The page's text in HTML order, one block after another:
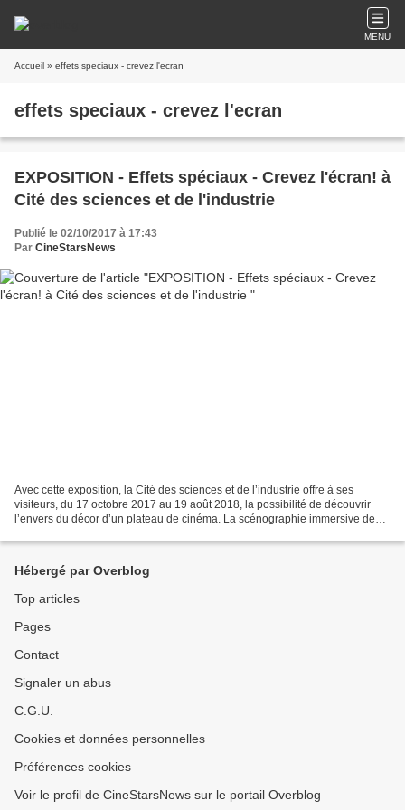
MENU
Accueil » effets speciaux - crevez l'ecran
effets speciaux - crevez l'ecran
EXPOSITION - Effets spéciaux - Crevez l'écran! à
Cité des sciences et de l'industrie
Publié le 02/10/2017 à 17:43
Par CineStarsNews
Avec cette exposition, la Cité des sciences et de l’industrie offre à ses
visiteurs, du 17 octobre 2017 au 19 août 2018, la possibilité de découvrir
l’envers du décor d’un plateau de cinéma. La scénographie immersive de
Hébergé par Overblog
Top articles
Pages
Contact
Signaler un abus
C.G.U.
Cookies et données personnelles
Préférences cookies
Voir le profil de CineStarsNews sur le portail Overblog